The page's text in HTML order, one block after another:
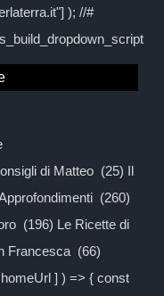
); //#
di Matteo (25) Il
(260)
(196) Le Ricette di
Francesca (66)
] ) => { const